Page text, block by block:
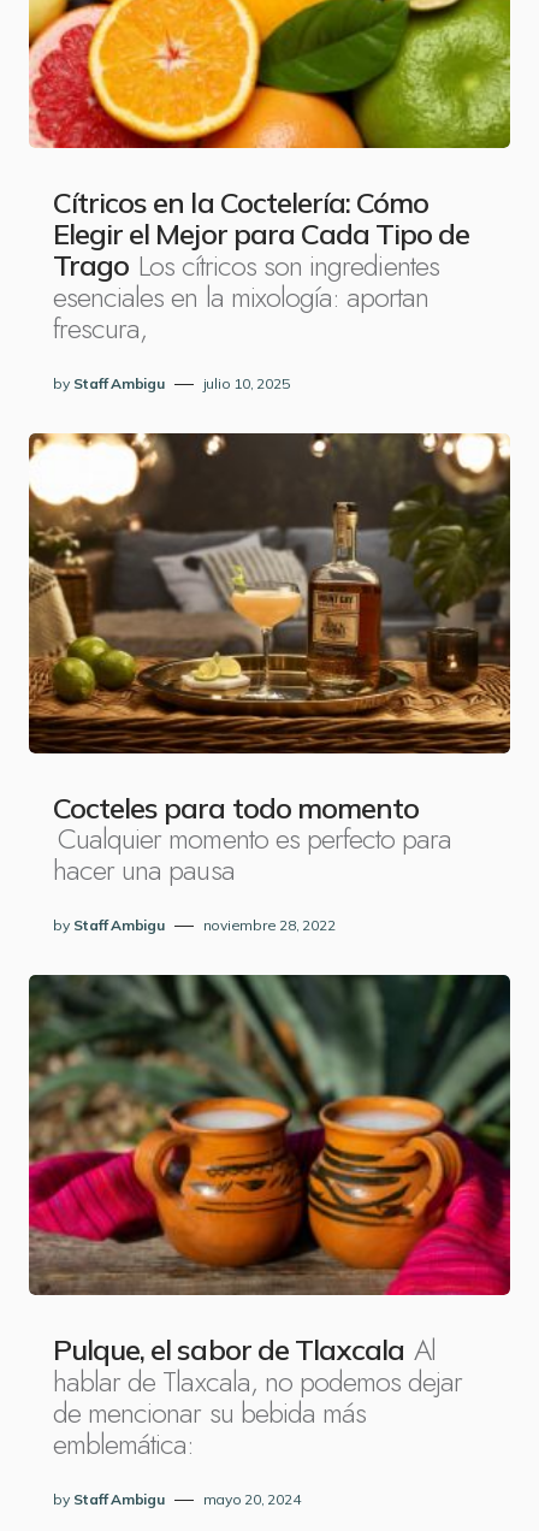
Cítricos en la Coctelería: Cómo
Elegir el Mejor para Cada Tipo de
Trago Los cítricos son ingredientes
esenciales en la mixología: aportan
frescura,
by Staff Ambigu julio 10, 2025
Cocteles para todo momento
Cualquier momento es perfecto para
hacer una pausa
by Staff Ambigu noviembre 28, 2022
Pulque, el sabor de Tlaxcala Al
hablar de Tlaxcala, no podemos dejar
de mencionar su bebida más
emblemática:
by Staff Ambigu mayo 20, 2024